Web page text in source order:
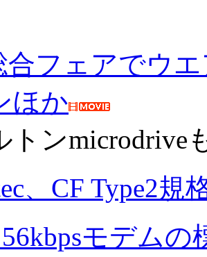
フェアでウ
ほか
トンmicrodrive
、CF Type2
モデムの